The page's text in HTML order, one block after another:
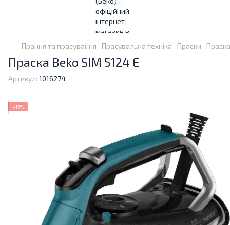
Прання та прасування Прасувальна техніка Праски
Праска Beko SIM 5124 E
Артикул: 1016274
−17%